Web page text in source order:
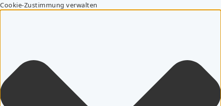
Cookie-Zustimmung verwalten